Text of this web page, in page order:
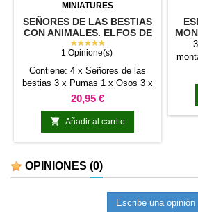
MINIATURES
SEÑORES DE LAS BESTIAS
CON ANIMALES. ELFOS DE
LOS BOSQUES PERENNES
★★★★★
1 Opinione(s)
Contiene: 4 x Señores de las
bestias 3 x Pumas 1 x Osos 3 x
Jabalís 3 x Perros ⚠️ ¿Hiciste un
pedido antes del 19/07/2025?
Desplázate hacia abajo para leer
el cambio de escala.
Precio
20,95 €
 Añadir al carrito
OPINIONES (0)
Escribe una opinión